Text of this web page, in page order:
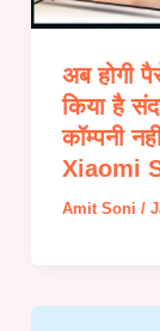
अब होगी
किया है
कॉम्पनी
Xiaomi
Amit Soni /